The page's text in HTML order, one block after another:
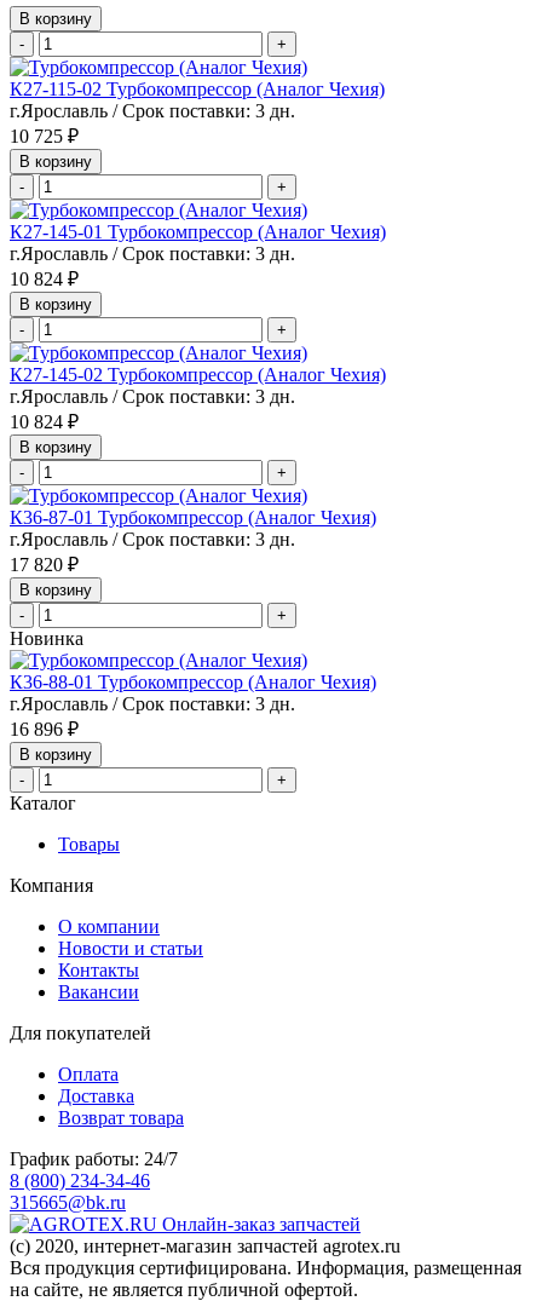
В корзину
-
+
К27-115-02 Турбокомпрессор (Аналог Чехия)
г.Ярославль / Срок поставки: 3 дн.
10 725 ₽
В корзину
-
+
К27-145-01 Турбокомпрессор (Аналог Чехия)
г.Ярославль / Срок поставки: 3 дн.
10 824 ₽
В корзину
-
+
К27-145-02 Турбокомпрессор (Аналог Чехия)
г.Ярославль / Срок поставки: 3 дн.
10 824 ₽
В корзину
-
+
К36-87-01 Турбокомпрессор (Аналог Чехия)
г.Ярославль / Срок поставки: 3 дн.
17 820 ₽
В корзину
-
+
Новинка
К36-88-01 Турбокомпрессор (Аналог Чехия)
г.Ярославль / Срок поставки: 3 дн.
16 896 ₽
В корзину
-
+
Каталог
Товары
Компания
О компании
Новости и статьи
Контакты
Вакансии
Для покупателей
Оплата
Доставка
Возврат товара
График работы: 24/7
8 (800) 234-34-46
315665@bk.ru
Онлайн-заказ запчастей
(c) 2020, интернет-магазин запчастей agrotex.ru
Вся продукция сертифицирована. Информация, размещенная
на сайте, не является публичной офертой.